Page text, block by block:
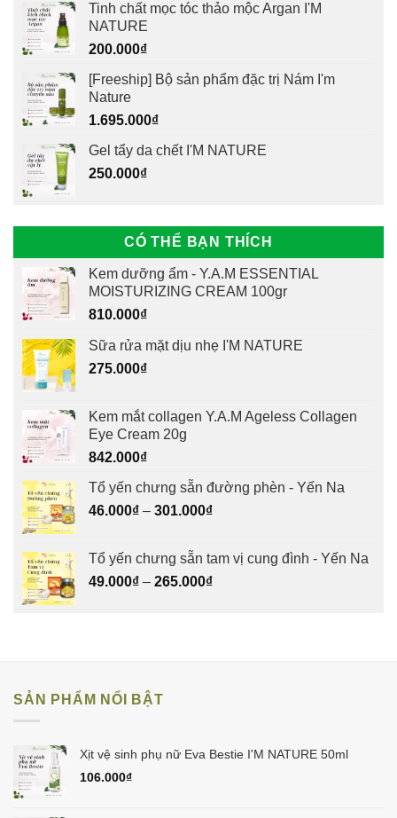
Tinh chất mọc tóc thảo mộc Argan I'M
NATURE
200.000₫
[Freeship] Bộ sản phẩm đặc trị Nám I'm
Nature
1.695.000₫
Gel tẩy da chết I'M NATURE
250.000₫
CÓ THỂ BẠN THÍCH
Kem dưỡng ẩm - Y.A.M ESSENTIAL
MOISTURIZING CREAM 100gr
810.000₫
Sữa rửa mặt dịu nhẹ I'M NATURE
275.000₫
Kem mắt collagen Y.A.M Ageless Collagen
Eye Cream 20g
842.000₫
Tổ yến chưng sẵn đường phèn - Yến Na
46.000₫ – 301.000₫
Tổ yến chưng sẵn tam vị cung đình - Yến Na
49.000₫ – 265.000₫
SẢN PHẨM NỔI BẬT
Xịt vệ sinh phụ nữ Eva Bestie I'M NATURE 50ml
106.000₫